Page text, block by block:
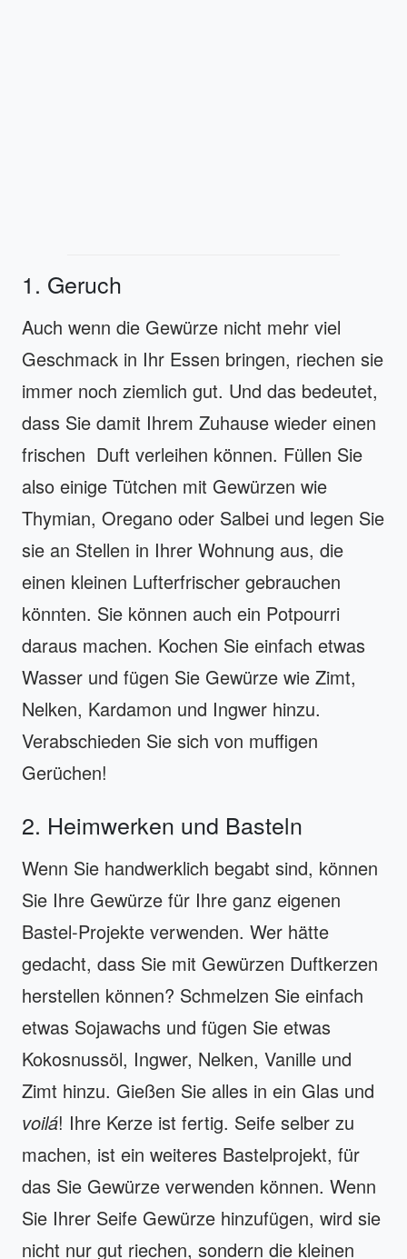
1. Geruch
Auch wenn die Gewürze nicht mehr viel
Geschmack in Ihr Essen bringen, riechen sie
immer noch ziemlich gut. Und das bedeutet,
dass Sie damit Ihrem Zuhause wieder einen
frischen Duft verleihen können. Füllen Sie
also einige Tütchen mit Gewürzen wie
Thymian, Oregano oder Salbei und legen Sie
sie an Stellen in Ihrer Wohnung aus, die
einen kleinen Lufterfrischer gebrauchen
könnten. Sie können auch ein Potpourri
daraus machen. Kochen Sie einfach etwas
Wasser und fügen Sie Gewürze wie Zimt,
Nelken, Kardamon und Ingwer hinzu.
Verabschieden Sie sich von muffigen
Gerüchen!
2. Heimwerken und Basteln
Wenn Sie handwerklich begabt sind, können
Sie Ihre Gewürze für Ihre ganz eigenen
Bastel-Projekte verwenden. Wer hätte
gedacht, dass Sie mit Gewürzen Duftkerzen
herstellen können? Schmelzen Sie einfach
etwas Sojawachs und fügen Sie etwas
Kokosnussöl, Ingwer, Nelken, Vanille und
Zimt hinzu. Gießen Sie alles in ein Glas und
voilá! Ihre Kerze ist fertig. Seife selber zu
machen, ist ein weiteres Bastelprojekt, für
das Sie Gewürze verwenden können. Wenn
Sie Ihrer Seife Gewürze hinzufügen, wird sie
nicht nur gut riechen, sondern die kleinen